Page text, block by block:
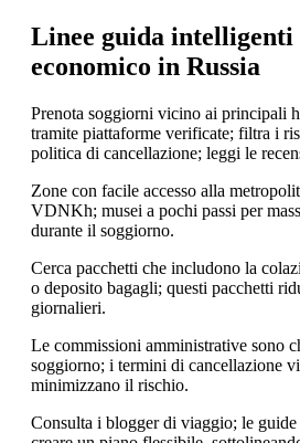
Linee guida
economico in Russia
Prenota soggiorni vicino ai principali
tramite piattaforme verificate; filtra i
politica di cancellazione; leggi le
Zone con facile accesso alla
VDNKh; musei a pochi passi per
durante il soggiorno.
Cerca pacchetti che includono la
o deposito bagagli; questi pacchetti
giornalieri.
Le commissioni amministrative sono
soggiorno; i termini di cancellazione
minimizzano il rischio.
Consulta i blogger di viaggio; le guide